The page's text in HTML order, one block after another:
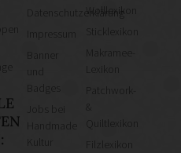
Datenschutzerklärung
Kultur
Wolllexikon
Sticklexikon
Makramee-
Lexikon
Patchwork-
&
Quiltlexikon
Filzlexikon